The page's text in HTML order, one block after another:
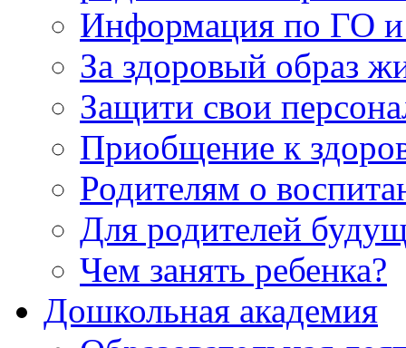
Информация по ГО
За здоровый образ
Защити свои
Приобщение к
Родителям о
Для родителей
Чем занять ребенка?
Дошкольная академия